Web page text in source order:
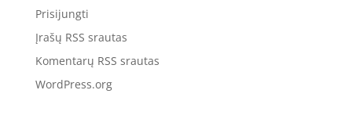
Prisijungti
Įrašų RSS srautas
Komentarų RSS srautas
WordPress.org